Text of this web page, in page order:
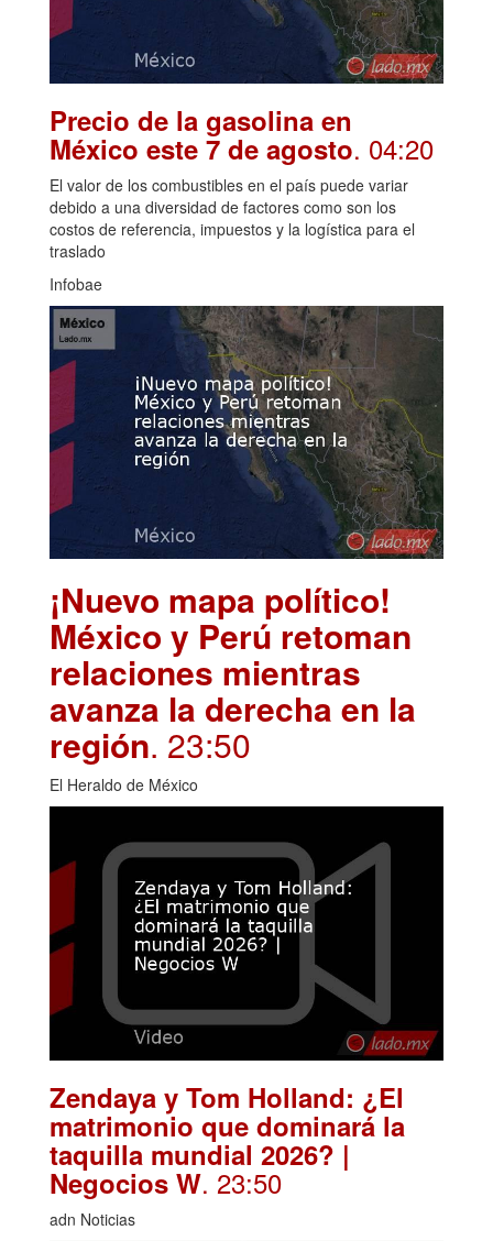
Precio de la gasolina en
México este 7 de agosto. 04:20
El valor de los combustibles en el país puede variar
debido a una diversidad de factores como son los
costos de referencia, impuestos y la logística para el
traslado
Infobae
¡Nuevo mapa político!
México y Perú retoman
relaciones mientras
avanza la derecha en la
región. 23:50
El Heraldo de México
Zendaya y Tom Holland: ¿El
matrimonio que dominará la
taquilla mundial 2026? |
Negocios W. 23:50
adn Noticias